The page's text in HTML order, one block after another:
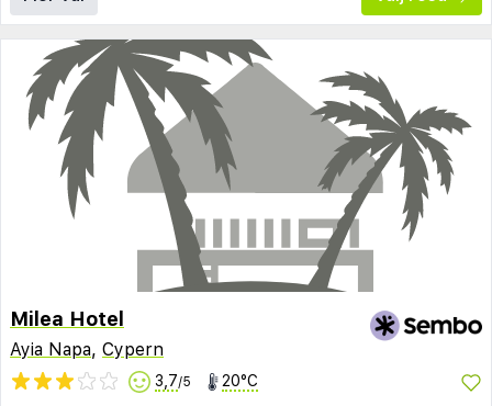
Milea Hotel
Ayia Napa, Cypern
3,7/5 20°C